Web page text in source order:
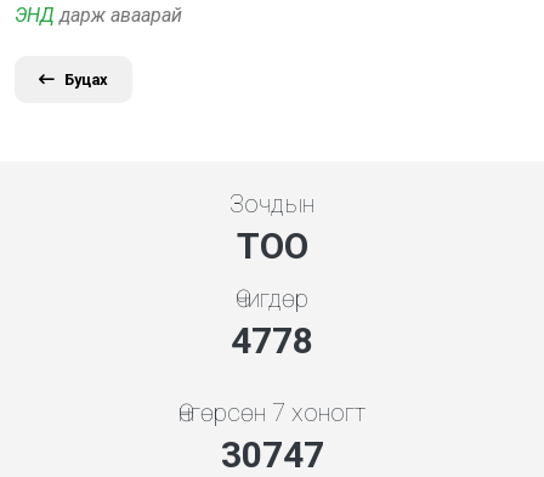
ЭНД дарж аваарай
Буцах
Зочдын
ТОО
Өчигдөр
5119
Өнгөрсөн 7 хоногт
32943